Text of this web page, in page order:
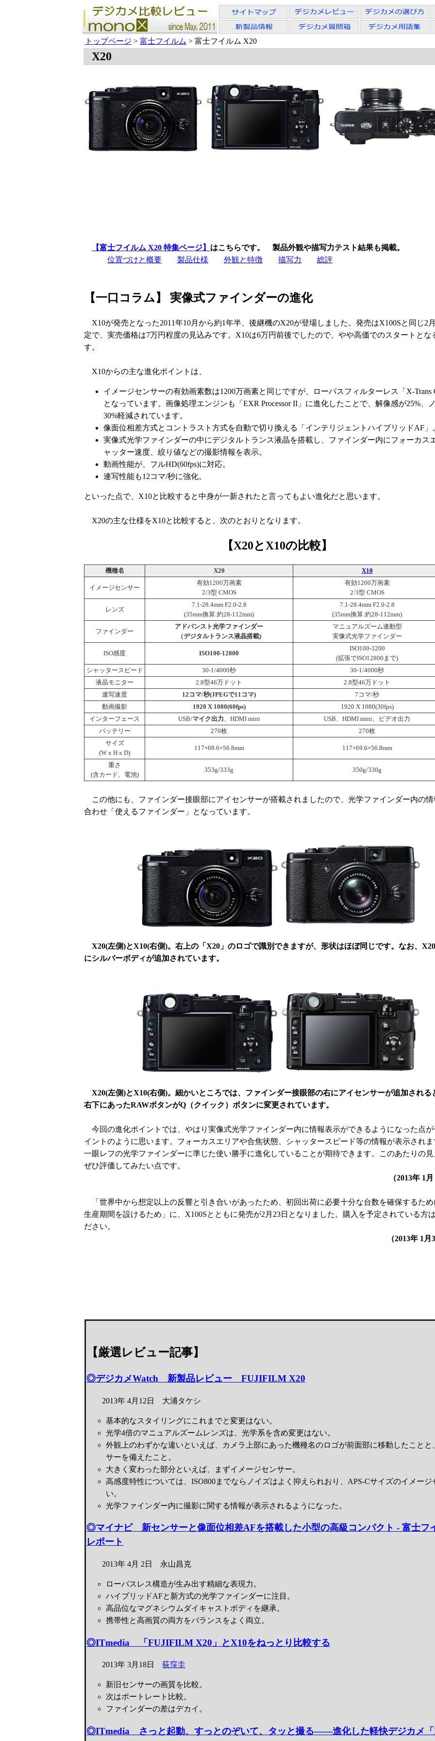
トップページ > 富士フイルム > 富士フイルム X20
X20
【富士フイルム X20 特集ページ】 はこちらです。 製品外観や描写力テスト結果も掲載。
位置づけと概要
製品仕様 外観と特徴 描写力 総評
【一口コラム】 実像式ファインダーの進化
X10が発売となった2011年10月から約1年半、後継機のX20が登場しました。発売はX100Sと同じ2
定で、実売価格は7万円程度の見込みです。X10は6万円前後でしたので、やや高価でのスタートとな
す。
X10からの主な進化ポイントは、
イメージセンサーの有効画素数は1200万画素と同じですが、ローパスフィルターレス「X-Trans
となっています。画像処理エンジンも「EXR Processor II」に進化したことで、解像感が25%、
30%軽減されています。
像面位相差方式とコントラスト方式を自動で切り換える「インテリジェントハイブリッドAF」
実像式光学ファインダーの中にデジタルトランス液晶を搭載し、ファインダー内にフォーカス
ャッター速度、絞り値などの撮影情報を表示。
動画性能が、フルHD(60fps)に対応。
連写性能も12コマ/秒に強化。
といった点で、X10と比較すると中身が一新されたと言ってもよい進化だと思います。
X20の主な仕様をX10と比較すると、次のとおりとなります。
【X20とX10の比較】
機種名 X20 X10
イメージセンサー
有効1200万画素
2/3型 CMOS
有効1200万画素
2/3型 CMOS
レンズ
7.1-28.4mm F2.0-2.8
(35mm換算:約28-112mm)
7.1-28.4mm F2.0-2.8
(35mm換算:約28-112mm)
ファインダー
アドバンスト光学ファインダー
（デジタルトランス液晶搭載)
マニュアルズーム連動型
実像式光学ファインダー
ISO感度 ISO100-12800
ISO100-3200
(拡張でISO12800まで)
シャッタースピード
30-1/4000秒
30-1/4000秒
液晶モニター
2.8型46万ドット
2.8型46万ドット
連写速度
12コマ/秒(JPEGで11コマ)
7コマ/秒
動画撮影
1920 X 1080(60fps)
1920 X 1080(30fps)
インターフェース
USB/マイク出力 、HDMI mini
USB、HDMI mini、ビデオ出力
バッテリー
270枚
270枚
サイズ
(W x H x D)
117×69.6×56.8mm 117×69.6×56.8mm
重さ
(含カード、電池)
353g/333g 350g/330g
この他にも、ファインダー接眼部にアイセンサーが搭載されましたので、光学ファインダー内の
合わせ「使えるファインダー」となっています。
X20(左側)とX10(右側)。右上の「X20」のロゴで識別できますが、形状はほぼ同じです。なお、
にシルバーボディが追加されています。
X20(左側)とX10(右側)。細かいところでは、ファインダー接眼部の右にアイセンサーが追加される
右下にあったRAWボタンがQ（クイック）ボタンに変更されています。
今回の進化ポイントでは、やはり実像式光学ファインダー内に情報表示ができるようになった点
イントのように思います。フォーカスエリアや合焦状態、シャッタースピード等の情報が表示され
一眼レフの光学ファインダーに準じた使い勝手に進化していることが期待できます。このあたりの
ぜひ評価してみたい点です。
（2013年 1
「世界中から想定以上の反響と引き合いがあったため、初回出荷に必要十分な台数を確保するため
生産期間を設けるため」に、X100Sとともに発売が2月23日となりました。購入を予定されている方
ださい。
（2013年 1
【厳選レビュー記事】
◎デジカメWatch 新製品レビュー FUJIFILM X20
2013年 4月12日 大浦タケシ
基本的なスタイリングにこれまでと変更はない。
光学4倍のマニュアルズームレンズは、光学系を含め変更はない。
外観上のわずかな違いといえば、カメラ上部にあった機種名のロゴが前面部に移動したこと
サーを備えたこと。
大きく変わった部分といえば、まずイメージセンサー。
高感度特性については、ISO800までならノイズはよく抑えられおり、APS-Cサイズのイメー
い。
光学ファインダー内に撮影に関する情報が表示されるようになった。
◎マイナビ 新センサーと像面位相差AFを搭載した小型の高級コンパクト - 富士
レポート
2013年 4月 2日 永山昌克
ローパスレス構造が生み出す精細な表現力。
ハイブリッドAFと新方式の光学ファインダーに注目。
高品位なマグネシウムダイキャストボディを継承。
携帯性と高画質の両方をバランスをよく両立。
◎ITmedia 「FUJIFILM X20」とX10をねっとり比較する
2013年 3月18日 荻窪圭
新旧センサーの画質を比較。
次はポートレート比較。
ファインダーの差はデカイ。
◎ITmedia さっと起動、すっとのぞいて、タッと撮る――進化した軽快デジカメ